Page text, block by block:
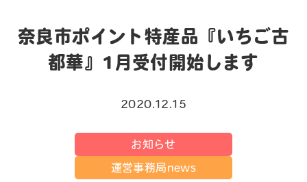
奈良市ポイント特産品『いちご古
都華』1月受付開始します
2020.12.15
お知らせ
運営事務局news